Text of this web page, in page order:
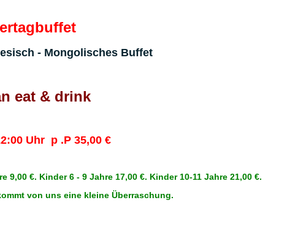
- Mongolisches Buffet
eat & drink
Uhr p .P 35,00 €
9,00 €. Kinder 6 - 9 Jahre 17,00 €. Kinder 10-11 Jahre 21,00 €.
von uns eine kleine Überraschung.